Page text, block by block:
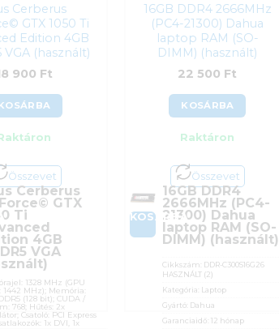
Cerberus
GTX 1050 Ti
Edition 4GB
VGA (használt)
900 Ft
Összevet
Cerberus
GTX
Ti
4GB
VGA
1328 MHz (GPU
1442 MHz); Memória:
(128 bit); CUDA /
768; Hűtés: 2x
Csatoló: PCI Express
1x DVI, 1x
16GB DDR4 2666MHz
(PC4-21300) Dahua
laptop RAM (SO-
DIMM) (használt)
22 500 Ft
KOSÁRBA
Raktáron
Összevet
KOSÁRBA
16GB DDR4
2666MHz (PC4-
21300) Dahua
laptop RAM (SO-
DIMM) (használt)
Cikkszám: DDR-C300S16G26
HASZNÁLT (2)
Kategória: Laptop
Gyártó: Dahua
Garanciaidő:12 hónap